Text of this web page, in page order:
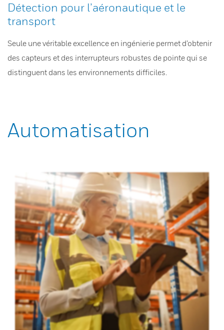
Détection pour l’aéronautique et le
transport
Seule une véritable excellence en ingénierie permet d’obtenir
des capteurs et des interrupteurs robustes de pointe qui se
distinguent dans les environnements difficiles.
Automatisation